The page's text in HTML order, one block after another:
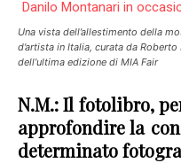
Una vista dell’allestimento della
d’artista in Italia , curata da
dell’ultima edizione di MIA Fair
N.M.: Il fotolibro,
approfondire la
determinato